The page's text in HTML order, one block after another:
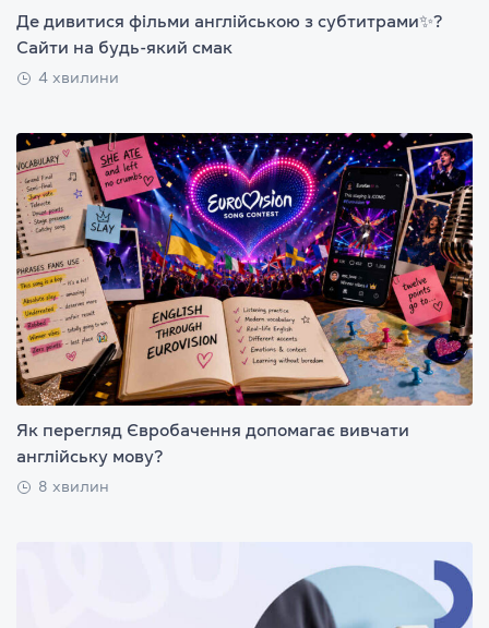
Де дивитися фільми англійською з субтитрами✨?
Сайти на будь-який смак
4 хвилини
Як перегляд Євробачення допомагає вивчати
англійську мову?
8 хвилин